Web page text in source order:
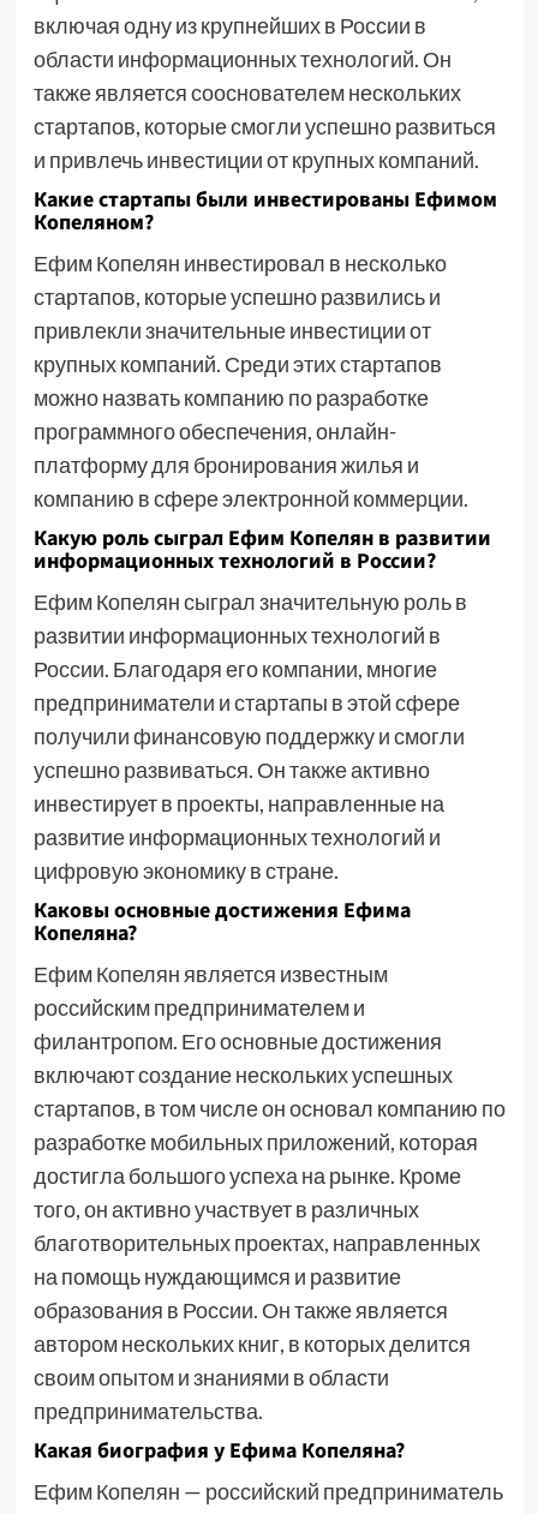
включая одну из крупнейших в России в
области информационных технологий. Он
также является сооснователем нескольких
стартапов, которые смогли успешно развиться
и привлечь инвестиции от крупных компаний.
Какие стартапы были инвестированы Ефимом
Копеляном?
Ефим Копелян инвестировал в несколько
стартапов, которые успешно развились и
привлекли значительные инвестиции от
крупных компаний. Среди этих стартапов
можно назвать компанию по разработке
программного обеспечения, онлайн-
платформу для бронирования жилья и
компанию в сфере электронной коммерции.
Какую роль сыграл Ефим Копелян в развитии
информационных технологий в России?
Ефим Копелян сыграл значительную роль в
развитии информационных технологий в
России. Благодаря его компании, многие
предприниматели и стартапы в этой сфере
получили финансовую поддержку и смогли
успешно развиваться. Он также активно
инвестирует в проекты, направленные на
развитие информационных технологий и
цифровую экономику в стране.
Каковы основные достижения Ефима
Копеляна?
Ефим Копелян является известным
российским предпринимателем и
филантропом. Его основные достижения
включают создание нескольких успешных
стартапов, в том числе он основал компанию по
разработке мобильных приложений, которая
достигла большого успеха на рынке. Кроме
того, он активно участвует в различных
благотворительных проектах, направленных
на помощь нуждающимся и развитие
образования в России. Он также является
автором нескольких книг, в которых делится
своим опытом и знаниями в области
предпринимательства.
Какая биография у Ефима Копеляна?
Ефим Копелян — российский предприниматель